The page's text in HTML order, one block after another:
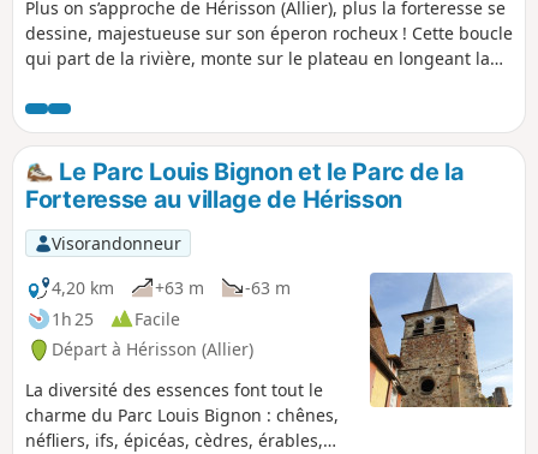
Plus on s’approche de Hérisson (Allier), plus la forteresse se
dessine, majestueuse sur son éperon rocheux ! Cette boucle
qui part de la rivière, monte sur le plateau en longeant la
niché en bord d’Aumance, pour rallier le hameau de
Châteloy, ancien site Gaulois, avant de revenir à Hérisson en
longeant la rivière.
Le Parc Louis Bignon et le Parc de la
Forteresse au village de Hérisson
Visorandonneur
4,20 km
+63 m
-63 m
1h 25
Facile
Départ à Hérisson (Allier)
La diversité des essences font tout le
charme du Parc Louis Bignon : chênes,
néfliers, ifs, épicéas, cèdres, érables,